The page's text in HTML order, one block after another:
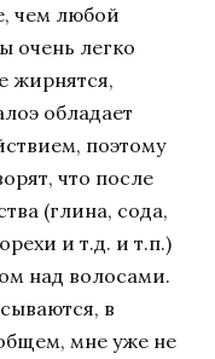
чем любой
очень легко
жирнятся,
обладает
поэтому
что после
(глина, сода,
и т.д. и т.п.)
над волосами.
в
мне уже не